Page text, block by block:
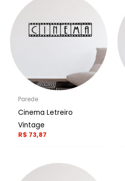
Parede
Cinema Letreiro
Vintage
R$ 73,87